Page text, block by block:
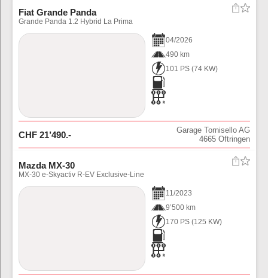
Fiat Grande Panda
Grande Panda 1.2 Hybrid La Prima
04/2026
490 km
101 PS (74 KW)
CHF 21’490.-
Garage Tornisello AG
4665 Oftringen
Mazda MX-30
MX-30 e-Skyactiv R-EV Exclusive-Line
11/2023
9’500 km
170 PS (125 KW)